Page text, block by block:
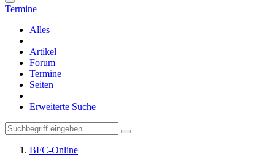
Termine
Alles
Artikel
Forum
Termine
Seiten
Erweiterte Suche
BFC-Online